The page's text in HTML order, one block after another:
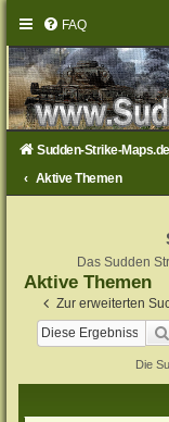
FAQ
Sudden-Strike-
Aktive Themen
Das Sudden
Aktive Themen
Zur erweiterten
Die